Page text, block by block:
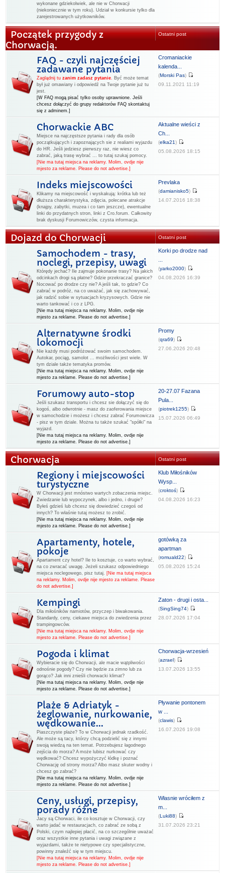
wykonane gdziekolwiek, ale nie w Chorwacji
(niekoniecznie w tym roku). Udział w konkursie tylko dla
zarejestrowanych użytkowników.
Początek przygody z
Chorwacją.
Ostatni post
FAQ - czyli najczęściej
zadawane pytania
Zaglądnij tu zanim zadasz pytanie. Być może temat
był już omawiany i odpowiedź na Twoje pytanie już tu
jest.
[W FAQ mogą pisać tylko osoby uprawnione. Jeśli
chcesz dołączyć do grupy redaktorów FAQ skontaktuj
się z adminem.]
Cromaniackie
kalenda...
(Morski Pas)
09.11.2021 11:19
Chorwackie ABC
Miejsce na najczęstsze pytania i rady dla osób
początkujących i zapoznających sie z realiami wyjazdu
do HR. Jeśli jedziesz pierwszy raz, nie wiesz co
zabrać, jaką trasę wybrać ... to tutaj szukaj pomocy.
[Nie ma tutaj miejsca na reklamy. Molim, ovdje nije
mjesto za reklame. Please do not advertise.]
Aktualne wieści z
Ch...
(elka21)
05.08.2026 18:15
Indeks miejscowości
Klikamy na miejscowość i wyskakują: krótka lub też
dłuższa charakterystyka, zdjęcia, polecane atrakcje
(knajpy, zabytki, muzea i co tam jeszcze), ewentualne
linki do przydatnych stron, linki z Cro.forum. Całkowity
brak dyskusji Forumowiczów, czysta informacja.
Prevlaka
(damianisko5)
14.07.2016 18:38
Dojazd do Chorwacji Ostatni post
Samochodem - trasy,
noclegi, przepisy, uwagi
Którędy jechać? Ile zajmuje pokonanie trasy? Na jakich
odcinkach drogi są płatne? Gdzie przekraczać granice?
Nocować po drodze czy nie? A jeśli tak, to gdzie? Co
zabrać w podróż, na co uważać, jak się zachowywać,
jak radzić sobie w sytuacjach kryzysowych. Gdzie nie
warto tankować i co z LPG.
[Nie ma tutaj miejsca na reklamy. Molim, ovdje nije
mjesto za reklame. Please do not advertise.]
Korki po drodze nad
(yarko2000)
04.08.2026 16:39
Alternatywne środki
lokomocji
Nie każdy musi podróżować swoim samochodem.
Autokar, pociąg, samolot ... możliwości jest wiele. W
tym dziale także tematyka promów.
[Nie ma tutaj miejsca na reklamy. Molim, ovdje nije
mjesto za reklame. Please do not advertise.]
Promy
(qra69)
27.06.2026 20:48
Forumowy auto-stop
Jeśli szukasz transportu i chcesz sie dołączyć się do
kogoś, albo odwrotnie - masz do zaoferowania miejsce
w samochodzie i możesz i chcesz zabrać Forumowicza
- pisz w tym dziale. Można tu także szukać "spółki" na
wyjazd.
[Nie ma tutaj miejsca na reklamy. Molim, ovdje nije
mjesto za reklame. Please do not advertise.]
20-27.07 Fazana
Pula...
(piotrek1255)
15.07.2026 06:49
Chorwacja Ostatni post
Regiony i miejscowości
turystyczne
W Chorwacji jest mnóstwo wartych zobaczenia miejsc.
Zwiedzanie lub wypoczynek, albo i jedno, i drugie?
Byłeś gdzieś lub chcesz się dowiedzieć czegoś od
innych? To właśnie tutaj możesz to zrobić.
[Nie ma tutaj miejsca na reklamy. Molim, ovdje nije
mjesto za reklame. Please do not advertise.]
Klub Miłośników
Wysp...
(croktoś)
04.08.2026 16:23
Apartamenty, hotele,
pokoje
Apartament czy hotel? Ile to kosztuje, co warto wybrać,
na co zwracać uwagę. Jeżeli szukasz odpowiedniego
miejsca noclegowego, pisz tutaj. [Nie ma tutaj miejsca
na reklamy. Molim, ovdje nije mjesto za reklame. Please
do not advertise.]
gotówką za
apartman
(romuald22)
05.08.2026 15:24
Kempingi
Dla miłośników namiotów, przyczep i biwakowania.
Standardy, ceny, ciekawe miejsca do zwiedzenia przez
trampingowców.
[Nie ma tutaj miejsca na reklamy. Molim, ovdje nije
mjesto za reklame. Please do not advertise.]
Zaton - drugi i osta...
(SingSing74)
28.07.2026 17:04
Pogoda i klimat
Wybieracie się do Chorwacji, ale macie wątpliwości
odnośnie pogody? Czy nie będzie za zimno lub za
gorąco? Jak inni znieśli chorwacki klimat?
[Nie ma tutaj miejsca na reklamy. Molim, ovdje nije
mjesto za reklame. Please do not advertise.]
Chorwacja-wrzesień
(azrael)
13.07.2026 13:55
Plaże & Adriatyk -
żeglowanie, nurkowanie,
wędkowanie...
Piaszczyste plaże? To w Chorwacji jednak rzadkość.
Ale może są tacy, którzy chcą podzielić się z innymi
swoją wiedzą na ten temat. Potrzebujesz łagodnego
zejścia do morza? A może lubisz nurkować czy
wędkować? Chcesz wypożyczyć łódkę i poznać
Chorwację od strony morza? Albo masz skuter wodny i
chcesz go zabrać?
[Nie ma tutaj miejsca na reklamy. Molim, ovdje nije
mjesto za reklame. Please do not advertise.]
Pływanie pontonem
w ...
(clawis)
16.07.2026 19:08
Ceny, usługi, przepisy,
porady różne
Jacy są Chorwaci, ile co kosztuje w Chorwacji, czy
warto jadać w restauracjach, co zabrać ze sobą z
Polski, czym najlepiej płacić, na co szczególnie uważać
oraz wszystkie inne pytania i uwagi związane z
wyjazdami, także te nietypowe czy specjalistyczne,
powinny znaleźć się w tym miejscu.
[Nie ma tutaj miejsca na reklamy. Molim, ovdje nije
mjesto za reklame. Please do not advertise.]
Własnie wróciłem z
m...
(Luki88)
31.07.2026 23:21